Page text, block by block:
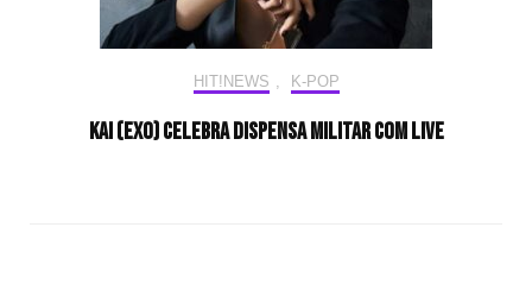
HIT!NEWS , K-POP
KAI (EXO) celebra dispensa militar com live